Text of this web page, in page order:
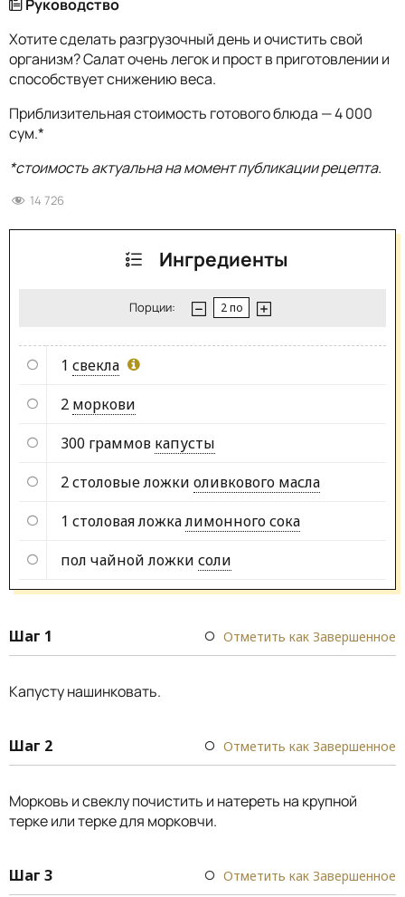
Руководство
Хотите сделать разгрузочный день и очистить свой
организм? Салат очень легок и прост в приготовлении и
способствует снижению веса.
Приблизительная стоимость готового блюда — 4 000
сум.*
*стоимость актуальна на момент публикации рецепта.
14 726
Ингредиенты
Порции:
1 свекла
2 моркови
300 граммов капусты
2 столовые ложки оливкового масла
1 столовая ложкалимонного сока
пол чайной ложки соли
Шаг 1 Отметить как Завершенное
Капусту нашинковать.
Шаг 2 Отметить как Завершенное
Морковь и свеклу почистить и натереть на крупной
терке или терке для морковчи.
Шаг 3 Отметить как Завершенное